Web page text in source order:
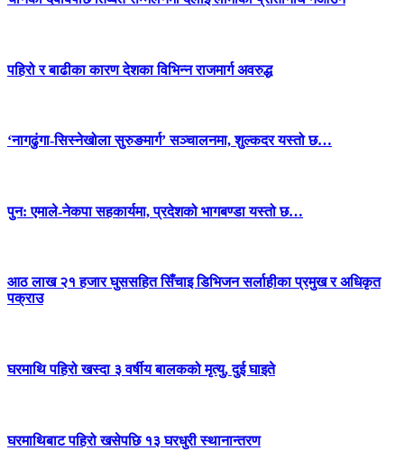
पहिरो र बाढीका कारण देशका विभिन्न राजमार्ग अवरुद्ध
‘नागढुंगा-सिस्नेखोला सुरुङमार्ग’ सञ्चालनमा, शुल्कदर यस्तो छ…
पुन: एमाले-नेकपा सहकार्यमा, प्रदेशको भागबण्डा यस्तो छ…
आठ लाख २१ हजार घुससहित सिँचाइ डिभिजन सर्लाहीका प्रमुख र अधिकृत
पक्राउ
घरमाथि पहिरो खस्दा ३ वर्षीय बालकको मृत्यु, दुई घाइते
घरमाथिबाट पहिरो खसेपछि १३ घरधुरी स्थानान्तरण